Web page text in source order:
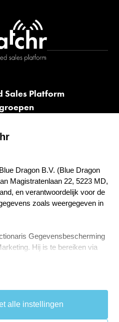
Sales Platform
ons
Dragon B.V. (Blue Dragon
Magistratenlaan 22, 5223 MD,
en verantwoordelijk voor de
zoals weergegeven in
Gegevensbescherming
Hij is te bereiken via
Holding B.V.) verwerkt uw
u gebruik maakt van onze
alle instellingen